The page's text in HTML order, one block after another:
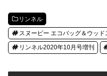
リンネル
スヌーピー エコバッグ＆ウッ
リンネル2020年10月号増刊